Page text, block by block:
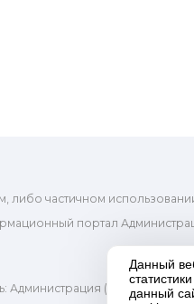
либо частичном
портал
Администрация
Данный
данный